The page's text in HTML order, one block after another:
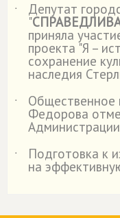
˙
Депутат
"
приняла
проекта "Я –
сохранение
наследия
˙
Общественное
Федорова
Администрации
˙
Подготовка к
на